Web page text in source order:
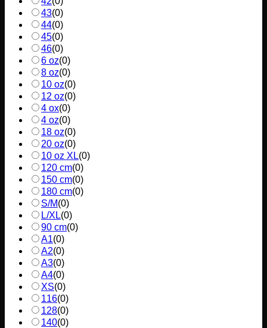
43(0)
44(0)
45(0)
46(0)
6 oz(0)
8 oz(0)
10 oz(0)
12 oz(0)
4 ox(0)
4 oz(0)
18 oz(0)
20 oz(0)
10 oz XL(0)
120 cm(0)
150 cm(0)
180 cm(0)
S/M(0)
L/XL(0)
90 cm(0)
A1(0)
A2(0)
A3(0)
A4(0)
XS(0)
116(0)
128(0)
140(0)